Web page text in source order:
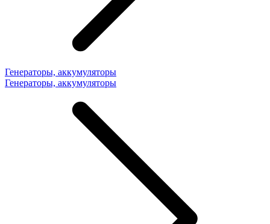
Генераторы, аккумуляторы
Генераторы, аккумуляторы